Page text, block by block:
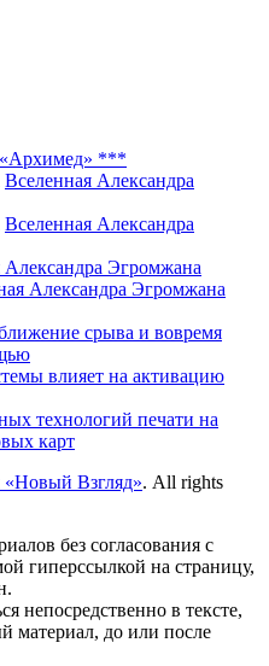
«Архимед» ***
Вселенная Александра
Вселенная Александра
Александра Эгромжана
Александра Эгромжана
срыва и вовремя
влияет на активацию
технологий печати на
карт
Взгляд». All rights
без согласования с
гиперссылкой на страницу,
непосредственно в тексте,
материал, до или после